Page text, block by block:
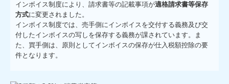
TKCモニタリング情報サービス
社会福祉法人会計DB
FX4クラウド(社福)
インボイス制度により、請求書等の記載事項が適格請求書等保存
方式に変更されました。
インボイス制度では、売手側にインボイスを交付する義務及び交
付したインボイスの写しを保存する義務が課されています。ま
た、買手側は、原則としてインボイスの保存が仕入税額控除の要
件となります。